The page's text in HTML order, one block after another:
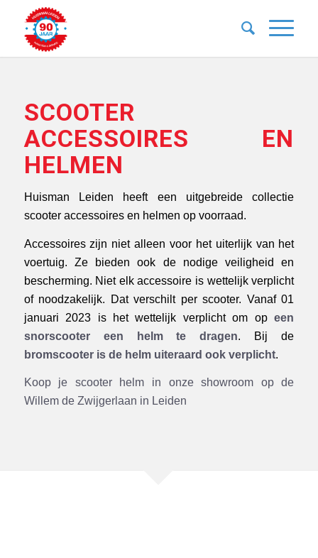
SCOOTER
ACCESSOIRES EN
HELMEN
Huisman Leiden heeft een uitgebreide collectie
scooter accessoires en helmen op voorraad.
Accessoires zijn niet alleen voor het uiterlijk van het
voertuig. Ze bieden ook de nodige veiligheid en
bescherming. Niet elk accessoire is wettelijk verplicht
of noodzakelijk. Dat verschilt per scooter. Vanaf 01
januari 2023 is het wettelijk verplicht om opeen
snorscooter een helm te dragen. Bij de
bromscooter is de helm uiteraard ook verplicht.
Koop je scooter helm in onze showroom op de
Willem de Zwijgerlaan in Leiden